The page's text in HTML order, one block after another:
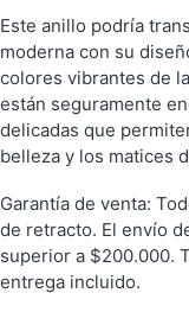
Este anillo podría
moderna con su
colores vibrantes de
están seguramente
delicadas que
belleza y los matices
Garantía de venta:
de retracto. El envío
superior a $200.000.
entrega incluido.